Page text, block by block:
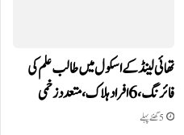
تھائی لینڈ کے اسکول میں طالب علم کی
فائرنگ، 6 افراد ہلاک، متعدد زخمی
5 گھنٹے پہلے